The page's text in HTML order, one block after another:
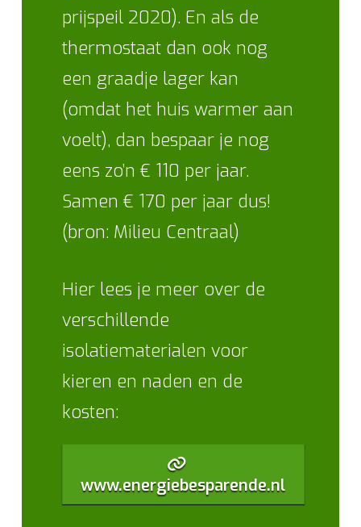
prijspeil 2020). En als de
thermostaat dan ook nog
een graadje lager kan
(omdat het huis warmer aan
voelt), dan bespaar je nog
eens zo’n € 110 per jaar.
Samen € 170 per jaar dus!
(bron: Milieu Centraal)
Hier lees je meer over de
verschillende
isolatiematerialen voor
kieren en naden en de
kosten:
www.energiebesparende.nl